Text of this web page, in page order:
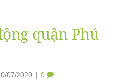
quận Phú
07/2020 | 0